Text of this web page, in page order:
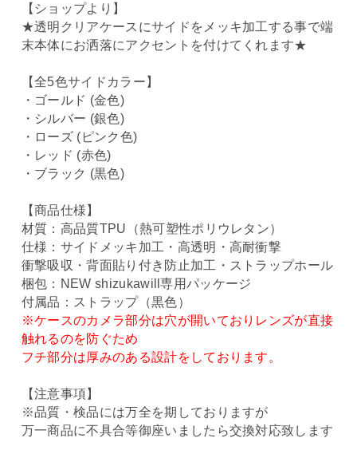
【ショップより】
★透明クリアケースにサイドをメッキ加工する事で端
末本体にお洒落にアクセントを付けてくれます★
【全5色サイドカラー】
・ゴールド (金色)
・シルバー (銀色)
・ローズ (ピンク色)
・レッド (赤色)
・ブラック (黒色)
【商品仕様】
材質：高品質TPU（熱可塑性ポリウレタン）
仕様：サイドメッキ加工・高透明・高耐衝撃
衝撃吸収・背面貼り付き防止加工・ストラップホール
梱包：NEW shizukawill専用パッケージ
付属品：ストラップ（黒色）
※ケースのカメラ部分は穴が開いておりレンズが直接
触れるのを防ぐため
フチ部分は厚みのある設計をしております。
【注意事項】
※品質・検品には万全を期しておりますが
万一商品に不具合等御座いましたら交換対応致します